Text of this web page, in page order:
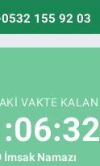
155 92 03
VAKTE KALAN
İmsak Namazı